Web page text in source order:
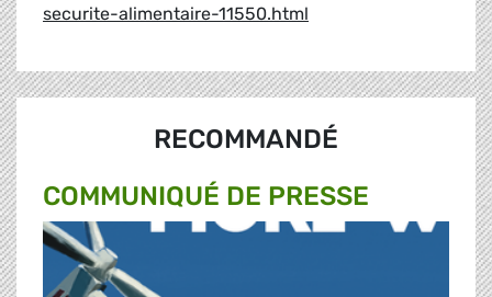
securite-alimentaire-11550.html
RECOMMANDÉ
COMMUNIQUÉ DE PRESSE